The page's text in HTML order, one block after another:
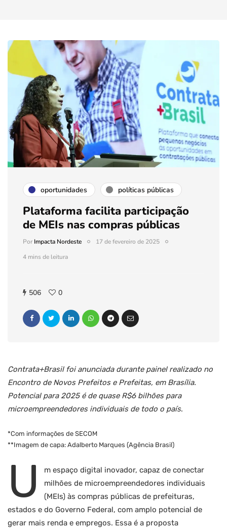
oportunidades políticas públicas
Plataforma facilita participação
de MEIs nas compras públicas
PorImpacta Nordeste
17 de fevereiro de 2025
4 mins de leitura
506 0
Contrata+Brasil foi anunciada durante painel realizado no
Encontro de Novos Prefeitos e Prefeitas, em Brasília.
Potencial para 2025 é de quase R$6 bilhões para
microempreendedores individuais de todo o país.
*Com informações de SECOM
**Imagem de capa: Adalberto Marques (Agência Brasil)
U
m espaço digital inovador, capaz de conectar
milhões de microempreendedores individuais
(MEIs) às compras públicas de prefeituras,
estados e do Governo Federal, com amplo potencial de
gerar mais renda e empregos. Essa é a proposta